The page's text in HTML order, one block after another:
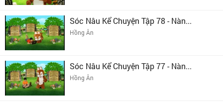
Sóc Nâu Kể Chuyện Tập 78 - Nàn...
Hồng Ân
Sóc Nâu Kể Chuyện Tập 77 - Nàn...
Hồng Ân